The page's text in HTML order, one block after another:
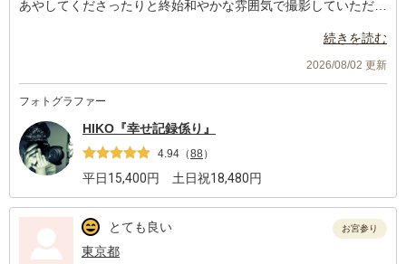
あやしてくださったりと終始和やかな雰囲気で撮影していただけ
続きを読む
2026/08/02 更新
フォトグラファー
HIKO『幸せ記録係り』
4.94 （88）
平日15,400円 土日祝18,480円
とても良い
東京都
お宮参り